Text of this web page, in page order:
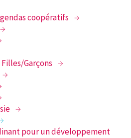
coopératifs
Garçons
pour un développement